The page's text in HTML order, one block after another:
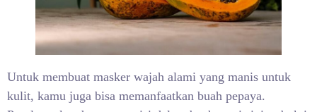
Untuk membuat masker wajah alami yang manis untuk
kulit, kamu juga bisa memanfaatkan buah pepaya.